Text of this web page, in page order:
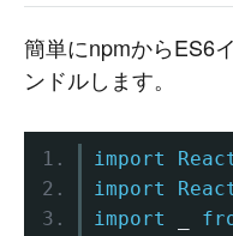
簡単にnpmからES6
ンドルします。
import
import
import